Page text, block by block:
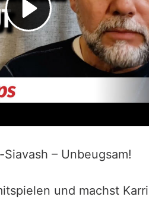
– Unbeugsam!
und machst